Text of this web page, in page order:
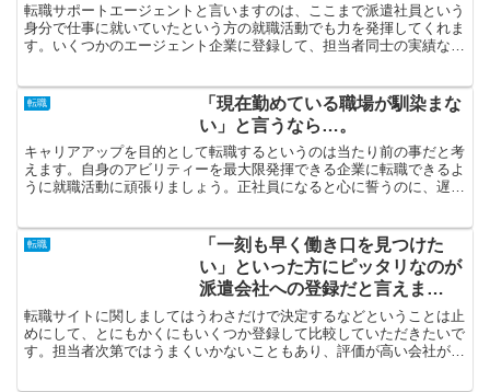
転職サポートエージェントと言いますのは、ここまで派遣社員という
身分で仕事に就いていたという方の就職活動でも力を発揮してくれま
す。いくつかのエージェント企業に登録して、担当者同士の実績など
転職
「現在勤めている職場が馴染まな
い」と言うなら…。
キャリアアップを目的として転職するというのは当たり前の事だと考
えます。自身のアビリティーを最大限発揮できる企業に転職できるよ
うに就職活動に頑張りましょう。正社員になると心に誓うのに、遅す
転職
「一刻も早く働き口を見つけた
い」といった方にピッタリなのが
派遣会社への登録だと言えま
す…。
転職サイトに関しましてはうわさだけで決定するなどということは止
めにして、とにもかくにもいくつか登録して比較していただきたいで
す。担当者次第ではうまくいかないこともあり、評価が高い会社が最